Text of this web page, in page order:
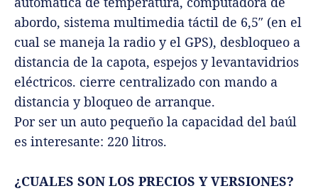
abordo, sistema multimedia táctil de 6,5″ (en el
cual se maneja la radio y el GPS), desbloqueo a
distancia de la capota, espejos y levantavidrios
eléctricos. cierre centralizado con mando a
distancia y bloqueo de arranque.
Por ser un auto pequeño la capacidad del baúl
es interesante: 220 litros.
¿CUALES SON LOS PRECIOS Y VERSIONES?